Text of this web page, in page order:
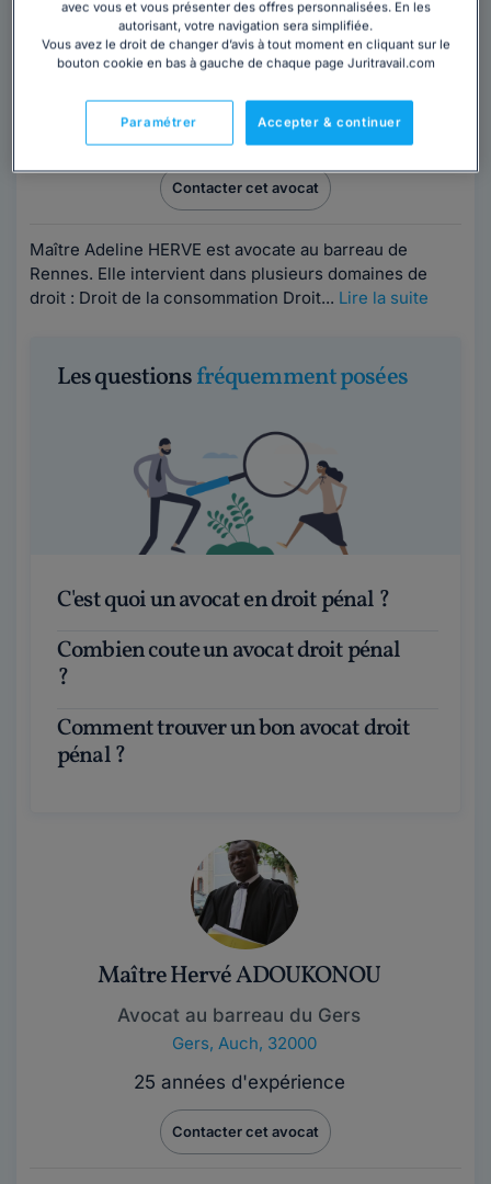
Maître Adeline HERVE
Avocat au barreau de Rennes
Ille-et-Vilaine Rennes, 35000
13 années d'expérience
Contacter cet avocat
Maître Adeline HERVE est avocate au barreau de
Rennes. Elle intervient dans plusieurs domaines de
droit : Droit de la consommation Droit... Lire la suite
Les questionsfréquemment posées
C'est quoi un avocat en droit pénal ?
Combien coute un avocat droit pénal
?
Comment trouver un bon avocat droit
pénal ?
Maître Hervé ADOUKONOU
Avocat au barreau du Gers
Gers, Auch, 32000
25 années d'expérience
Contacter cet avocat
avec vous et vous présenter des offres personnalisées. En les
autorisant, votre navigation sera simplifiée.
Vous avez le droit de changer d’avis à tout moment en cliquant sur le
bouton cookie en bas à gauche de chaque page Juritravail.com
Accepter & continuer
Paramétrer